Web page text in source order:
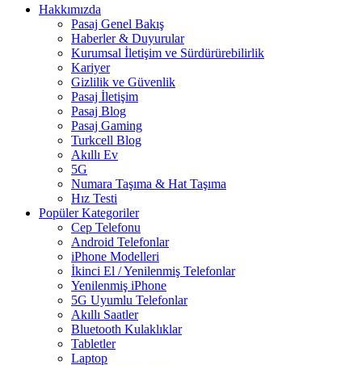
Hakkımızda
Pasaj Genel Bakış
Haberler & Duyurular
Kurumsal İletişim ve Sürdürürebilirlik
Kariyer
Gizlilik ve Güvenlik
Pasaj İletişim
Pasaj Blog
Pasaj Gaming
Turkcell Blog
Akıllı Ev
5G
Numara Taşıma & Hat Taşıma
Hız Testi
Popüler Kategoriler
Cep Telefonu
Android Telefonlar
iPhone Modelleri
İkinci El / Yenilenmiş Telefonlar
Yenilenmiş iPhone
5G Uyumlu Telefonlar
Akıllı Saatler
Bluetooth Kulaklıklar
Tabletler
Laptop